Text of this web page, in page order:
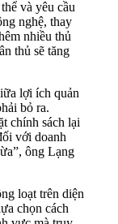
và yêu cầu
nghệ, thay
nhiều thủ
thủ sẽ tăng
lợi ích quản
bỏ ra.
chính sách lại
với doanh
ông Lạng
loạt trên diện
chọn cách